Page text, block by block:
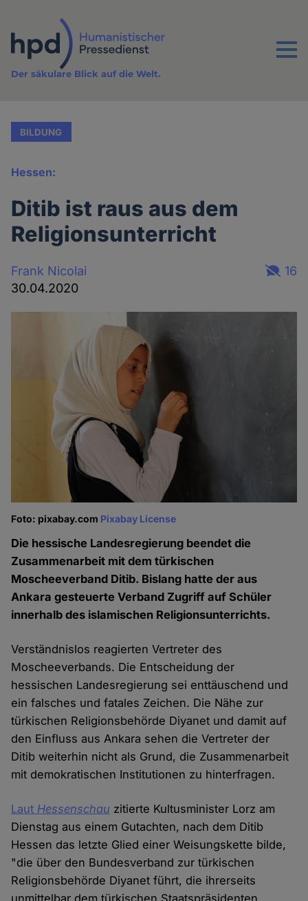
Inhalt
Menu
Der säkulare Blick auf die Welt.
BILDUNG
Hessen:
Ditib ist raus aus dem
Religionsunterricht
Frank Nicolai
30.04.2020
16
Foto: pixabay.com Pixabay License
Die hessische Landesregierung beendet die
Zusammenarbeit mit dem türkischen
Moscheeverband Ditib. Bislang hatte der aus
Ankara gesteuerte Verband Zugriff auf Schüler
innerhalb des islamischen Religionsunterrichts.
Verständnislos reagierten Vertreter des
Moscheeverbands. Die Entscheidung der
hessischen Landesregierung sei enttäuschend und
ein falsches und fatales Zeichen. Die Nähe zur
türkischen Religionsbehörde Diyanet und damit auf
den Einfluss aus Ankara sehen die Vertreter der
Ditib weiterhin nicht als Grund, die Zusammenarbeit
mit demokratischen Institutionen zu hinterfragen.
Laut Hessenschau zitierte Kultusminister Lorz am
Dienstag aus einem Gutachten, nach dem Ditib
Hessen das letzte Glied einer Weisungskette bilde,
"die über den Bundesverband zur türkischen
Religionsbehörde Diyanet führt, die ihrerseits